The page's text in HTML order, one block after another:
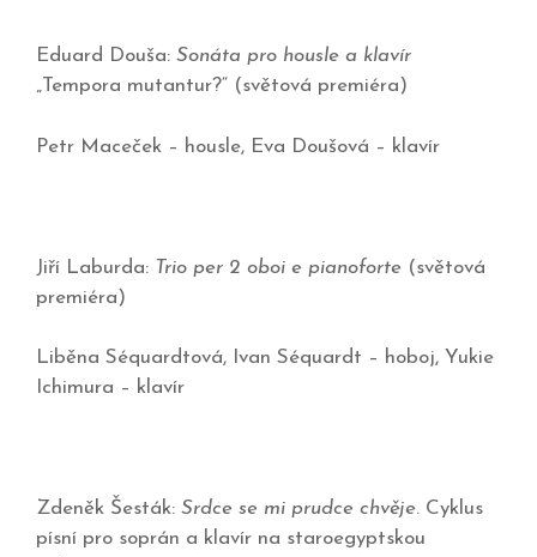
Eduard Douša: Sonáta pro housle a klavír
„Tempora mutantur?“ (světová premiéra)
Petr Maceček – housle, Eva Doušová – klavír
Jiří Laburda: Trio per 2 oboi e pianoforte (světová
premiéra)
Liběna Séquardtová, Ivan Séquardt – hoboj, Yukie
Ichimura – klavír
Zdeněk Šesták: Srdce se mi prudce chvěje. Cyklus
písní pro soprán a klavír na staroegyptskou